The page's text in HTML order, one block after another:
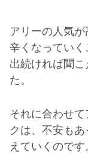
アリーの人気が
辛くなってい
出続ければ聞
た。
それに合わせ
クは、不安も
えていくので